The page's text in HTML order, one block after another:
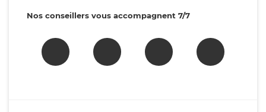
Nos conseillers vous accompagnent 7/7